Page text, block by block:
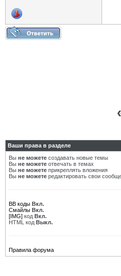
Ваши права в разделе
Вы не можете создавать новые темы
Вы не можете отвечать в темах
Вы не можете прикреплять вложения
Вы не можете редактировать свои
BB коды Вкл.
Смайлы Вкл.
[IMG] код Вкл.
HTML код Выкл.
Правила форума